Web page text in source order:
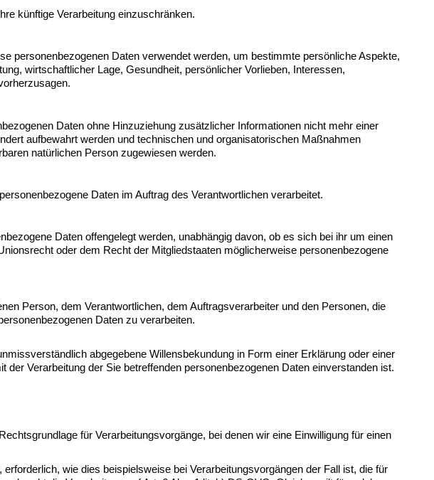
künftige Verarbeitung einzuschränken.
personenbezogenen Daten verwendet werden, um bestimmte persönliche Aspekte,
wirtschaftlicher Lage, Gesundheit, persönlicher Vorlieben, Interessen,
Daten ohne Hinzuziehung zusätzlicher Informationen nicht mehr einer
aufbewahrt werden und technischen und organisatorischen Maßnahmen
natürlichen Person zugewiesen werden.
Daten im Auftrag des Verantwortlichen verarbeitet.
Daten offengelegt werden, unabhängig davon, ob es sich bei ihr um einen
oder dem Recht der Mitgliedstaaten möglicherweise personenbezogene
Person, dem Verantwortlichen, dem Auftragsverarbeiter und den Personen, die
Daten zu verarbeiten.
abgegebene Willensbekundung in Form einer Erklärung oder einer
Verarbeitung der Sie betreffenden personenbezogenen Daten einverstanden ist.
für Verarbeitungsvorgänge, bei denen wir eine Einwilligung für einen
wie dies beispielsweise bei Verarbeitungsvorgängen der Fall ist, die für